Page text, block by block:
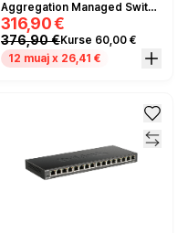
Aggregation Managed Switch
– 8× SFP+ 10G, Layer 2
316,90 €
376,90 €Kurse 60,00 €
12 muaj x 26,41 €